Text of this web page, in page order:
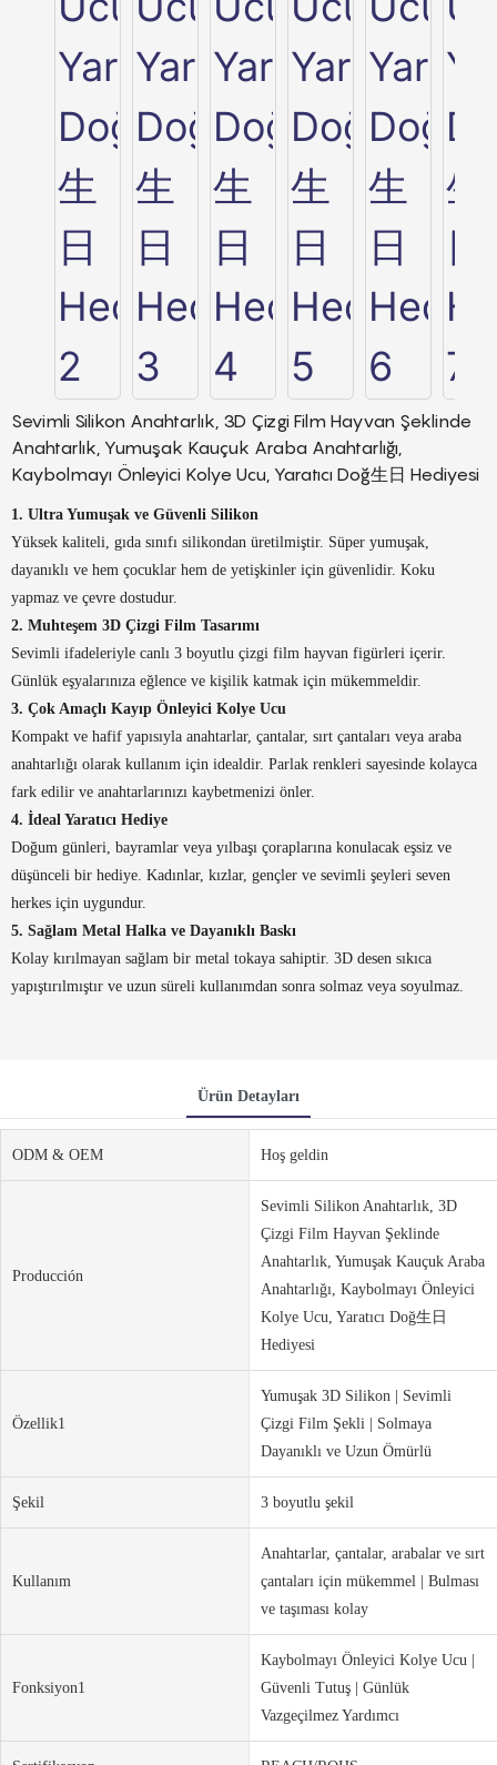
Sevimli Silikon Anahtarlık, 3D Çizgi Film Hayvan Şeklinde
Anahtarlık, Yumuşak Kauçuk Araba Anahtarlığı,
Kaybolmayı Önleyici Kolye Ucu, Yaratıcı Doğ生日 Hediyesi
1. Ultra Yumuşak ve Güvenli Silikon
Yüksek kaliteli, gıda sınıfı silikondan üretilmiştir. Süper yumuşak,
dayanıklı ve hem çocuklar hem de yetişkinler için güvenlidir. Koku
yapmaz ve çevre dostudur.
2. Muhteşem 3D Çizgi Film Tasarımı
Sevimli ifadeleriyle canlı 3 boyutlu çizgi film hayvan figürleri içerir.
Günlük eşyalarınıza eğlence ve kişilik katmak için mükemmeldir.
3. Çok Amaçlı Kayıp Önleyici Kolye Ucu
Kompakt ve hafif yapısıyla anahtarlar, çantalar, sırt çantaları veya araba
anahtarlığı olarak kullanım için idealdir. Parlak renkleri sayesinde kolayca
fark edilir ve anahtarlarınızı kaybetmenizi önler.
4. İdeal Yaratıcı Hediye
Doğum günleri, bayramlar veya yılbaşı çoraplarına konulacak eşsiz ve
düşünceli bir hediye. Kadınlar, kızlar, gençler ve sevimli şeyleri seven
herkes için uygundur.
5. Sağlam Metal Halka ve Dayanıklı Baskı
Kolay kırılmayan sağlam bir metal tokaya sahiptir. 3D desen sıkıca
yapıştırılmıştır ve uzun süreli kullanımdan sonra solmaz veya soyulmaz.
Ürün Detayları
ODM & OEM Hoş geldin
Producción
Sevimli Silikon Anahtarlık, 3D
Çizgi Film Hayvan Şeklinde
Anahtarlık, Yumuşak Kauçuk Araba
Anahtarlığı, Kaybolmayı Önleyici
Kolye Ucu, Yaratıcı Doğ生日
Hediyesi
Özellik1
Yumuşak 3D Silikon | Sevimli
Çizgi Film Şekli | Solmaya
Dayanıklı ve Uzun Ömürlü
Şekil 3 boyutlu şekil
Kullanım
Anahtarlar, çantalar, arabalar ve sırt
çantaları için mükemmel | Bulması
ve taşıması kolay
Fonksiyon1
Kaybolmayı Önleyici Kolye Ucu |
Güvenli Tutuş | Günlük
Vazgeçilmez Yardımcı